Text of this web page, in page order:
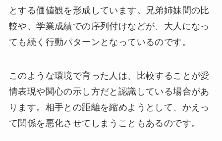
とする価値観を形成しています。兄弟姉妹間の比
較や、学業成績での序列付けなどが、大人になっ
ても続く行動パターンとなっているのです。
このような環境で育った人は、比較することが愛
情表現や関心の示し方だと認識している場合があ
ります。相手との距離を縮めようとして、かえっ
て関係を悪化させてしまうこともあるのです。